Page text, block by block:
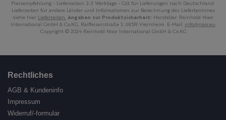
Preisempfehlung - Lieferzeiten: 2-3 Werktage - Gilt für Lieferungen nach Deutschland.
Lieferzeiten für andere Länder und Informationen zur Berechnung des Liefertermines
siehe hier
Lieferzeiten. Angaben zur Produktsicherheit: Hersteller: Reinhold Noor
International GmbH & Co.KG, Raiffeisenstraße 3, 68519 Viernheim. E-Mail: info@noor.eu
Copyright © 2024 Reinhold Noor International GmbH & Co.KG
Rechtliches
AGB & Kundeninfo
Impressum
Widerruf/-formular